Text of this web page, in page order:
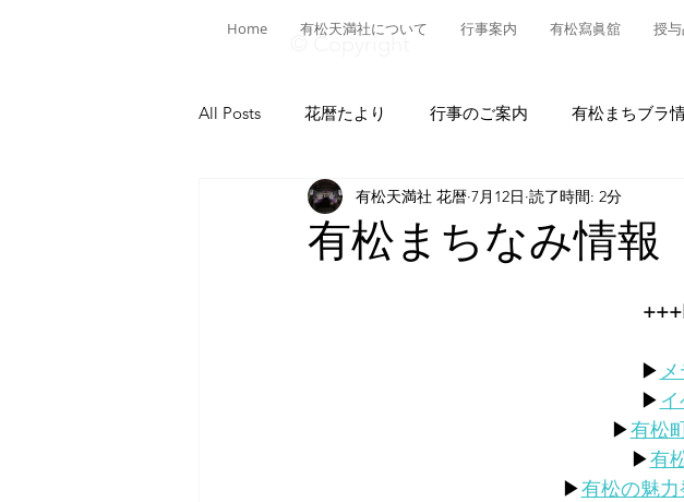
Home 有松天満社について 行事案内 有松寫眞舘 授
© Copyright
All Posts 花暦たより 行事のご案内 有松まちブラ
有松ヒストリア 日本遺産有松 授与品について
有松まちなみ情報
有松天満社 花暦 7月12日 読了時間: 2分
▶
▶
▶有松
▶有
▶有松の魅